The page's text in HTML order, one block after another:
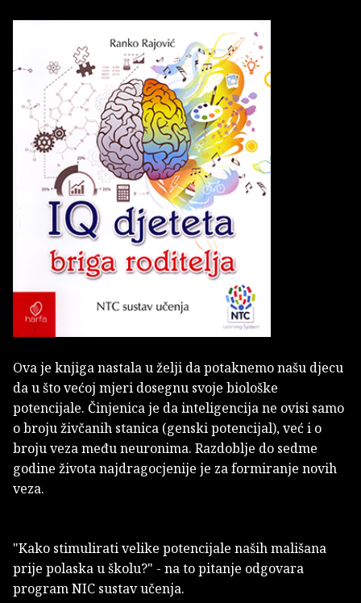
Ova je knjiga nastala u želji da potaknemo našu djecu
da u što većoj mjeri dosegnu svoje biološke
potencijale. Činjenica je da inteligencija ne ovisi samo
o broju živčanih stanica (genski potencijal), već i o
broju veza među neuronima. Razdoblje do sedme
godine života najdragocjenije je za formiranje novih
veza.
"Kako stimulirati velike potencijale naših mališana
prije polaska u školu?" - na to pitanje odgovara
program NIC sustav učenja.